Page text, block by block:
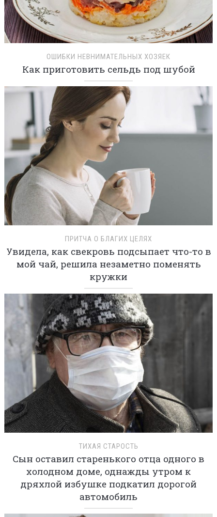
ОШИБКИ НЕВНИМАТЕЛЬНЫХ ХОЗЯЕК
Как приготовить сельдь под шубой
ПРИТЧА О БЛАГИХ ЦЕЛЯХ
Увидела, как свекровь подсыпает что-то в
мой чай, решила незаметно поменять
кружки
ТИХАЯ СТАРОСТЬ
Сын оставил старенького отца одного в
холодном доме, однажды утром к
дряхлой избушке подкатил дорогой
автомобиль